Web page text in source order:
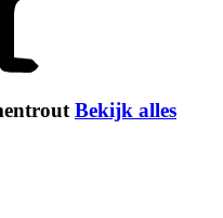
Bekijk alles